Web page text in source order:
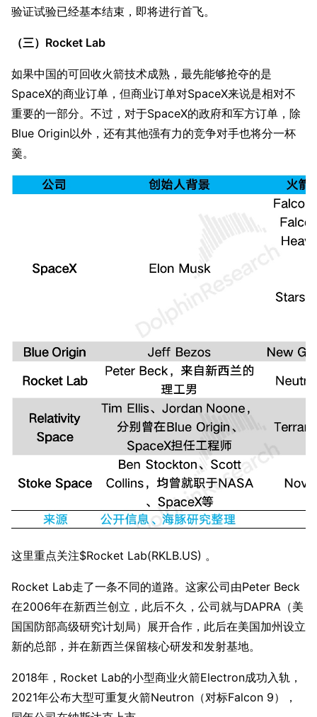
验证试验已经基本结束，即将进行首飞。
（三）Rocket Lab
如果中国的可回收火箭技术成熟，最先能够抢夺的是
SpaceX的商业订单，但商业订单对SpaceX来说是相对不
重要的一部分。不过，对于SpaceX的政府和军方订单，除
Blue Origin以外，还有其他强有力的竞争对手也将分一杯
羹。
这里重点关注$Rocket Lab(RKLB.US) 。
Rocket Lab走了一条不同的道路。这家公司由Peter Beck
在2006年在新西兰创立，此后不久，公司就与DAPRA（美
国国防部高级研究计划局）展开合作，此后在美国加州设立
新的总部，并在新西兰保留核心研发和发射基地。
2018年，Rocket Lab的小型商业火箭Electron成功入轨，
2021年公布大型可重复火箭Neutron（对标Falcon 9），